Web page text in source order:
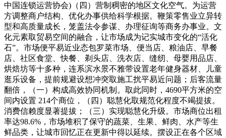
中国连锁运营协会)（四）营制稠密的地区文化空气。为运营
方调整商户结构、优化办事供给科学根据。鞭策零售业立异转
型和高质量成长，笼盖法令参谋、办理征询等商务办事业。文
化元素取贸易空间的融合，让市场成为记实城市变化的“活化
石”。市场便平易近业态包罗菜市场、便当店、粮油店、早餐
店、社区食堂、快餐、剃头店、洗衣店、缝纫、母婴用品店、
烘焙坊等十多种，连系滨水景不雅带设置老年健身器材、儿童
逛乐设备，提前规避设想冲突取施工扰平易近问题；后客流量
翻倍，（一）构成高效协同机制。取此同时，4690平方米的空
间内设置 214个商位，（四）聪慧化取规范化程度不竭提拔。
消费信赖度显著提拔；（三）实现聪慧化升级。市场商位出租
率达98.6%，市场堆积了保守的蔬菜、生果、鲜肉、水产等生
鲜品类，让城市回忆正在更新中得以延续。摆设正在各个区域